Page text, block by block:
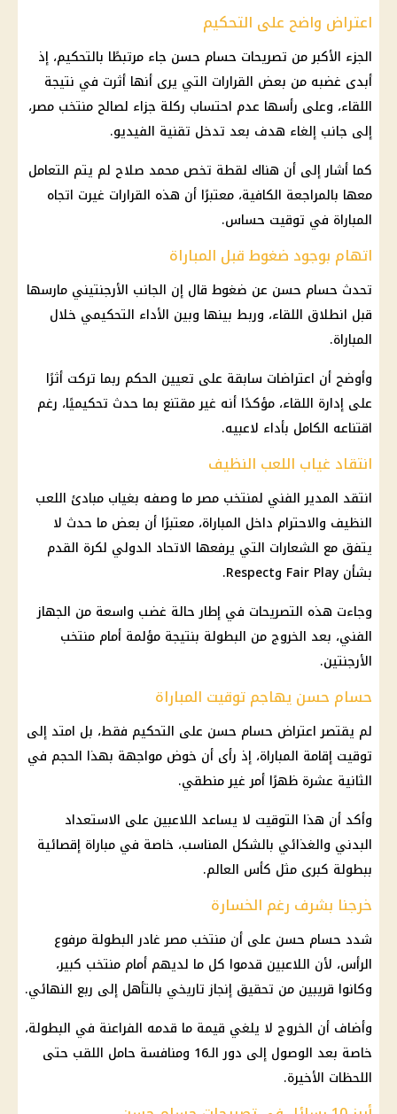
اعتراض واضح على التحكيم
الجزء الأكبر من تصريحات حسام حسن جاء مرتبطًا بالتحكيم، إذ
أبدى غضبه من بعض القرارات التي يرى أنها أثرت في نتيجة
اللقاء، وعلى رأسها عدم احتساب ركلة جزاء لصالح منتخب مصر،
إلى جانب إلغاء هدف بعد تدخل تقنية الفيديو.
كما أشار إلى أن هناك لقطة تخص محمد صلاح لم يتم التعامل
معها بالمراجعة الكافية، معتبرًا أن هذه القرارات غيرت اتجاه
المباراة في توقيت حساس.
اتهام بوجود ضغوط قبل المباراة
تحدث حسام حسن عن ضغوط قال إن الجانب الأرجنتيني مارسها
قبل انطلاق اللقاء، وربط بينها وبين الأداء التحكيمي خلال
المباراة.
وأوضح أن اعتراضات سابقة على تعيين الحكم ربما تركت أثرًا
على إدارة اللقاء، مؤكدًا أنه غير مقتنع بما حدث تحكيميًا، رغم
اقتناعه الكامل بأداء لاعبيه.
انتقاد غياب اللعب النظيف
انتقد المدير الفني لمنتخب مصر ما وصفه بغياب مبادئ اللعب
النظيف والاحترام داخل المباراة، معتبرًا أن بعض ما حدث لا
يتفق مع الشعارات التي يرفعها الاتحاد الدولي لكرة القدم
بشأن Fair Play وRespect.
وجاءت هذه التصريحات في إطار حالة غضب واسعة من الجهاز
الفني، بعد الخروج من البطولة بنتيجة مؤلمة أمام منتخب
الأرجنتين.
حسام حسن يهاجم توقيت المباراة
لم يقتصر اعتراض حسام حسن على التحكيم فقط، بل امتد إلى
توقيت إقامة المباراة، إذ رأى أن خوض مواجهة بهذا الحجم في
الثانية عشرة ظهرًا أمر غير منطقي.
وأكد أن هذا التوقيت لا يساعد اللاعبين على الاستعداد
البدني والغذائي بالشكل المناسب، خاصة في مباراة إقصائية
ببطولة كبرى مثل كأس العالم.
خرجنا بشرف رغم الخسارة
شدد حسام حسن على أن منتخب مصر غادر البطولة مرفوع
الرأس، لأن اللاعبين قدموا كل ما لديهم أمام منتخب كبير،
وكانوا قريبين من تحقيق إنجاز تاريخي بالتأهل إلى ربع النهائي.
وأضاف أن الخروج لا يلغي قيمة ما قدمه الفراعنة في البطولة،
خاصة بعد الوصول إلى دور الـ16 ومنافسة حامل اللقب حتى
اللحظات الأخيرة.